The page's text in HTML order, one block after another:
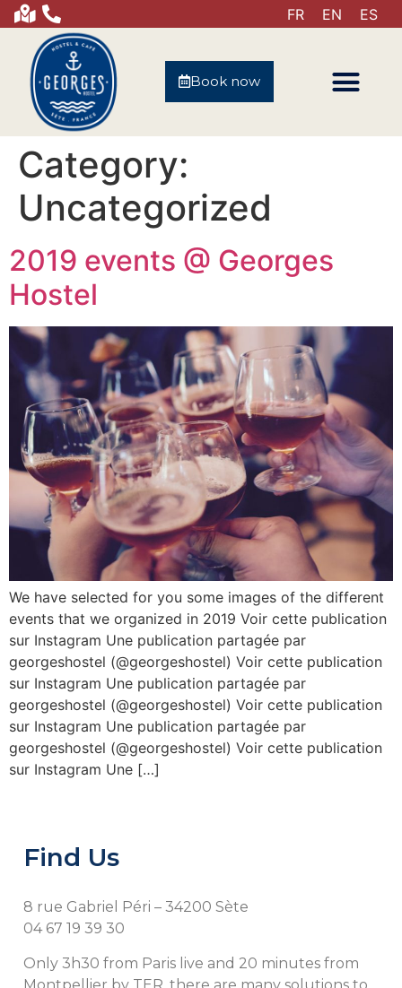
FR EN ES
Book now
Category:
Uncategorized
2019 events @ Georges
Hostel
We have selected for you some images of the different
events that we organized in 2019 Voir cette publication
sur Instagram Une publication partagée par
georgeshostel (@georgeshostel) Voir cette publication
sur Instagram Une publication partagée par
georgeshostel (@georgeshostel) Voir cette publication
sur Instagram Une publication partagée par
georgeshostel (@georgeshostel) Voir cette publication
sur Instagram Une […]
Find Us
8 rue Gabriel Péri – 34200 Sète
04 67 19 39 30
Only 3h30 from Paris live and 20 minutes from
Montpellier by TER, there are many solutions to